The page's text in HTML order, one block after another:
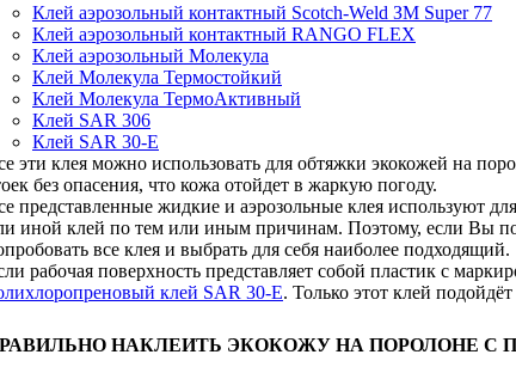
Клей аэрозольный контактный Scotch-Weld ЗМ Super 77
Клей аэрозольный контактный RANGO FLEX
Клей аэрозольный Молекула
Клей Молекула Термостойкий
Клей Молекула ТермоАктивный
Клей SAR 306
Клей SAR 30-E
эти клея можно использовать для обтяжки экокожей на
без опасения, что кожа отойдет в жаркую погоду.
представленные жидкие и аэрозольные клея используют
иной клей по тем или иным причинам. Поэтому, если Вы
все клея и выбрать для себя наиболее подходящий.
рабочая поверхность представляет собой пластик с
клей SAR 30-E. Только этот клей
НАКЛЕИТЬ ЭКОКОЖУ НА ПОРОЛОНЕ С